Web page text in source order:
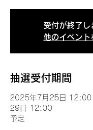
受付が終了し
他のイベント
抽選受付期間
2025年7月25日 12:00
29日 12:00
予定